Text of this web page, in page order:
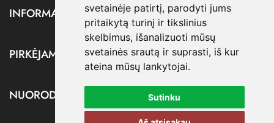
svetainėje patirtį, parodyti jums
pritaikytą turinį ir tikslinius
skelbimus, išanalizuoti mūsų
svetainės srautą ir suprasti, iš kur
ateina mūsų lankytojai.
Sutinku
INFORMACIJA
PIRKĖJAMS
NUORODOS